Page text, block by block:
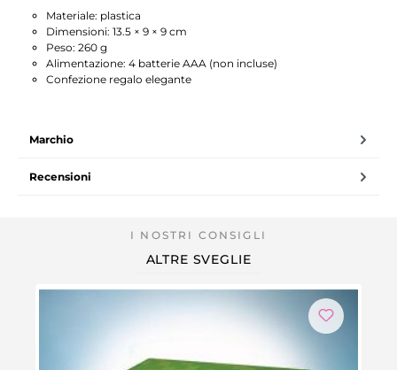
Materiale: plastica
Dimensioni: 13.5 × 9 × 9 cm
Peso: 260 g
Alimentazione: 4 batterie AAA (non incluse)
Confezione regalo elegante
Marchio
Recensioni
ALTRE SVEGLIE